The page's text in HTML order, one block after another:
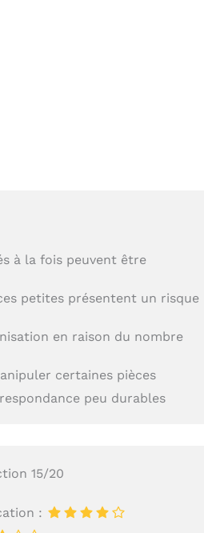
à la fois peuvent être
petites présentent un risque
en raison du nombre
certaines pièces
peu durables
15/20
: